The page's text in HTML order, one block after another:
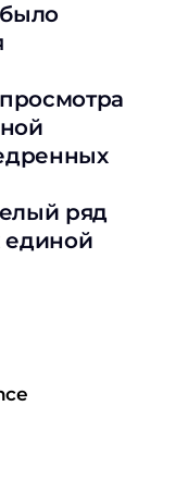
ряд
единой